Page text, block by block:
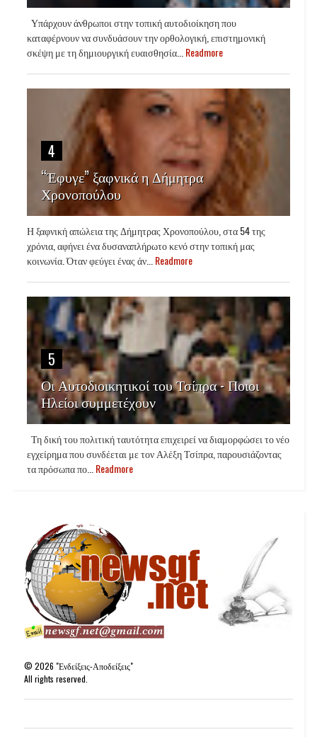
Υπάρχουν άνθρωποι στην τοπική αυτοδιοίκηση που
καταφέρνουν να συνδυάσουν την ορθολογική, επιστημονική
σκέψη με τη δημιουργική ευαισθησία... Readmore
4
“Έφυγε” ξαφνικά η Δήμητρα
Χρονοπούλου
Η ξαφνική απώλεια της Δήμητρας Χρονοπούλου, στα 54 της
χρόνια, αφήνει ένα δυσαναπλήρωτο κενό στην τοπική μας
κοινωνία. Όταν φεύγει ένας άν... Readmore
5
Οι Αυτοδιοικητικοί του Τσίπρα - Ποιοι
Ηλείοι συμμετέχουν
Τη δική του πολιτική ταυτότητα επιχειρεί να διαμορφώσει το νέο
εγχείρημα που συνδέεται με τον Αλέξη Τσίπρα, παρουσιάζοντας
τα πρόσωπα πο... Readmore
©2026 "Ενδείξεις-Αποδείξεις"
All rights reserved.